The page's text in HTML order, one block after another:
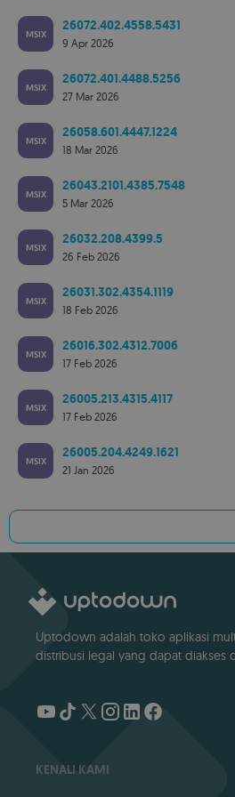
MSIX
26072.402.4558.5431
9 Apr 2026
MSIX
26072.401.4488.5256
27 Mar 2026
MSIX
26058.601.4447.1224
18 Mar 2026
MSIX
26043.2101.4385.7548
5 Mar 2026
MSIX
26032.208.4399.5
26 Feb 2026
MSIX
26031.302.4354.1119
18 Feb 2026
MSIX
26016.302.4312.7006
17 Feb 2026
MSIX
26005.213.4315.4117
17 Feb 2026
MSIX
26005.204.4249.1621
21 Jan 2026
Uptodown adalah toko aplikasi
distribusi legal yang dapat diakses
KENALI KAMI